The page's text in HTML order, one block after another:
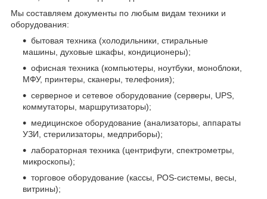
Мы составляем документы по любым видам техники и
оборудования:
бытовая техника (холодильники, стиральные
машины, духовые шкафы, кондиционеры);
офисная техника (компьютеры, ноутбуки, моноблоки,
МФУ, принтеры, сканеры, телефония);
серверное и сетевое оборудование (серверы, UPS,
коммутаторы, маршрутизаторы);
медицинское оборудование (анализаторы, аппараты
УЗИ, стерилизаторы, медприборы);
лабораторная техника (центрифуги, спектрометры,
микроскопы);
торговое оборудование (кассы, POS-системы, весы,
витрины);